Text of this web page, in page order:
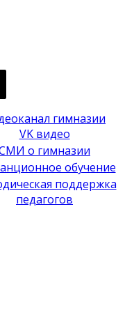
гимназии
VK видео
о гимназии
обучение
поддержка
педагогов